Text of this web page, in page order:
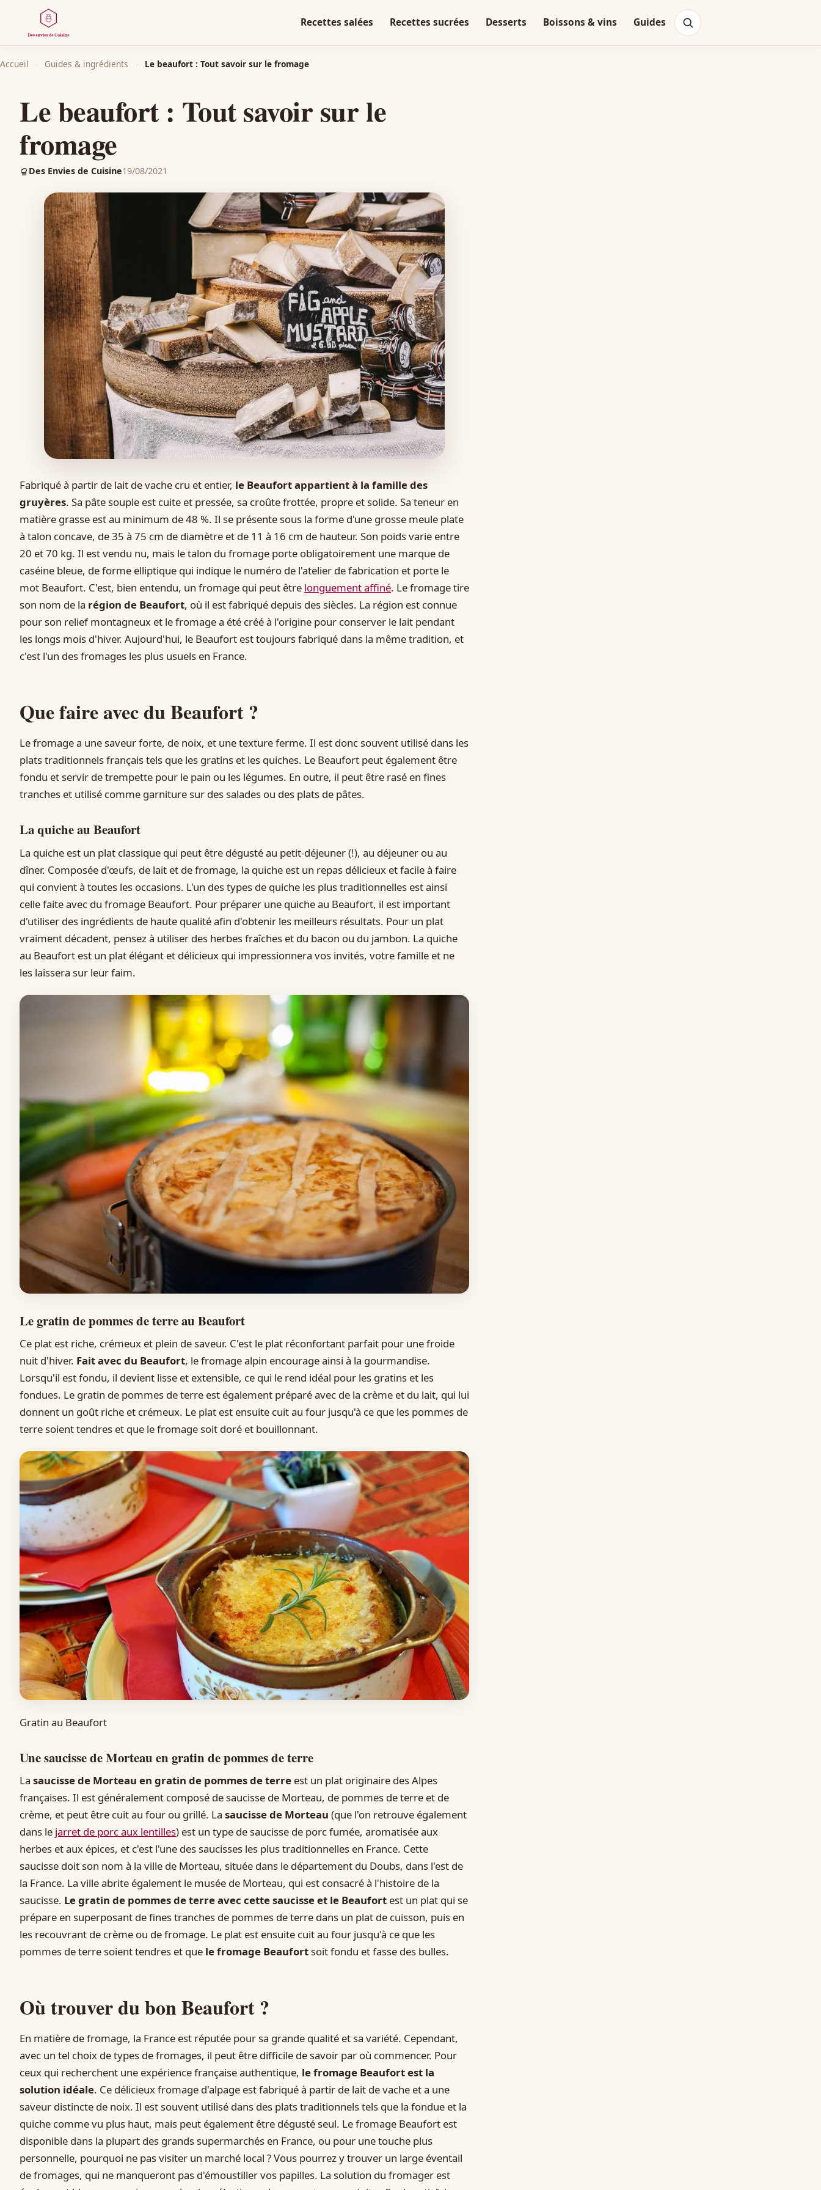
Recettes salées Recettes sucrées Desserts Boissons & vins Guides
Accueil › Guides & ingrédients › Le beaufort : Tout savoir sur le fromage
Le beaufort : Tout savoir sur le
fromage
Des Envies de Cuisine19/08/2021
Fabriqué à partir de lait de vache cru et entier, le Beaufort appartient à la famille des
gruyères. Sa pâte souple est cuite et pressée, sa croûte frottée, propre et solide. Sa teneur en
matière grasse est au minimum de 48 %. Il se présente sous la forme d'une grosse meule plate
à talon concave, de 35 à 75 cm de diamètre et de 11 à 16 cm de hauteur. Son poids varie entre
20 et 70 kg. Il est vendu nu, mais le talon du fromage porte obligatoirement une marque de
caséine bleue, de forme elliptique qui indique le numéro de l'atelier de fabrication et porte le
mot Beaufort. C'est, bien entendu, un fromage qui peut être longuement affiné. Le fromage tire
son nom de la région de Beaufort, où il est fabriqué depuis des siècles. La région est connue
pour son relief montagneux et le fromage a été créé à l'origine pour conserver le lait pendant
les longs mois d'hiver. Aujourd'hui, le Beaufort est toujours fabriqué dans la même tradition, et
c'est l'un des fromages les plus usuels en France.
Que faire avec du Beaufort ?
Le fromage a une saveur forte, de noix, et une texture ferme. Il est donc souvent utilisé dans les
plats traditionnels français tels que les gratins et les quiches. Le Beaufort peut également être
fondu et servir de trempette pour le pain ou les légumes. En outre, il peut être rasé en fines
tranches et utilisé comme garniture sur des salades ou des plats de pâtes.
La quiche au Beaufort
La quiche est un plat classique qui peut être dégusté au petit-déjeuner (!), au déjeuner ou au
dîner. Composée d'œufs, de lait et de fromage, la quiche est un repas délicieux et facile à faire
qui convient à toutes les occasions. L'un des types de quiche les plus traditionnelles est ainsi
celle faite avec du fromage Beaufort. Pour préparer une quiche au Beaufort, il est important
d'utiliser des ingrédients de haute qualité afin d'obtenir les meilleurs résultats. Pour un plat
vraiment décadent, pensez à utiliser des herbes fraîches et du bacon ou du jambon. La quiche
au Beaufort est un plat élégant et délicieux qui impressionnera vos invités, votre famille et ne
les laissera sur leur faim.
Le gratin de pommes de terre au Beaufort
Ce plat est riche, crémeux et plein de saveur. C'est le plat réconfortant parfait pour une froide
nuit d'hiver. Fait avec du Beaufort, le fromage alpin encourage ainsi à la gourmandise.
Lorsqu'il est fondu, il devient lisse et extensible, ce qui le rend idéal pour les gratins et les
fondues. Le gratin de pommes de terre est également préparé avec de la crème et du lait, qui lui
donnent un goût riche et crémeux. Le plat est ensuite cuit au four jusqu'à ce que les pommes de
terre soient tendres et que le fromage soit doré et bouillonnant.
Gratin au Beaufort
Une saucisse de Morteau en gratin de pommes de terre
La saucisse de Morteau en gratin de pommes de terre est un plat originaire des Alpes
françaises. Il est généralement composé de saucisse de Morteau, de pommes de terre et de
crème, et peut être cuit au four ou grillé. La saucisse de Morteau (que l'on retrouve également
dans le jarret de porc aux lentilles) est un type de saucisse de porc fumée, aromatisée aux
herbes et aux épices, et c'est l'une des saucisses les plus traditionnelles en France. Cette
saucisse doit son nom à la ville de Morteau, située dans le département du Doubs, dans l'est de
la France. La ville abrite également le musée de Morteau, qui est consacré à l'histoire de la
saucisse. Le gratin de pommes de terre avec cette saucisse et le Beaufort est un plat qui se
prépare en superposant de fines tranches de pommes de terre dans un plat de cuisson, puis en
les recouvrant de crème ou de fromage. Le plat est ensuite cuit au four jusqu'à ce que les
pommes de terre soient tendres et que le fromage Beaufort soit fondu et fasse des bulles.
Où trouver du bon Beaufort ?
En matière de fromage, la France est réputée pour sa grande qualité et sa variété. Cependant,
avec un tel choix de types de fromages, il peut être difficile de savoir par où commencer. Pour
ceux qui recherchent une expérience française authentique, le fromage Beaufort est la
solution idéale. Ce délicieux fromage d'alpage est fabriqué à partir de lait de vache et a une
saveur distincte de noix. Il est souvent utilisé dans des plats traditionnels tels que la fondue et la
quiche comme vu plus haut, mais peut également être dégusté seul. Le fromage Beaufort est
disponible dans la plupart des grands supermarchés en France, ou pour une touche plus
personnelle, pourquoi ne pas visiter un marché local ? Vous pourrez y trouver un large éventail
de fromages, qui ne manqueront pas d'émoustiller vos papilles. La solution du fromager est